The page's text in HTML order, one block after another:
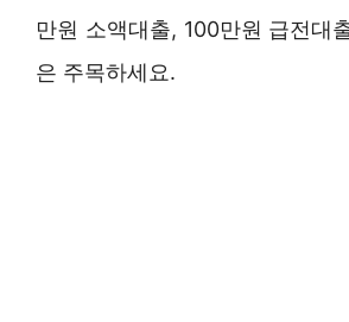
만원 소액대출, 100만원 급전대
은 주목하세요.